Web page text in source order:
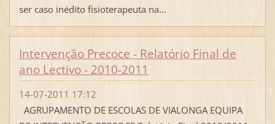
ser caso inédito fisioterapeuta na...
Intervenção Precoce - Relatório Final de
ano Lectivo - 2010-2011
14-07-2011 17:12
AGRUPAMENTO DE ESCOLAS DE VIALONGA EQUIPA